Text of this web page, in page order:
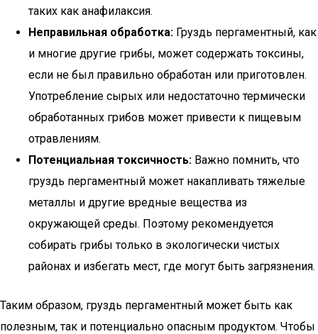
таких как анафилаксия.
Неправильная обработка: Груздь пергаментный, как
и многие другие грибы, может содержать токсины,
если не был правильно обработан или приготовлен.
Употребление сырых или недостаточно термически
обработанных грибов может привести к пищевым
отравлениям.
Потенциальная токсичность: Важно помнить, что
груздь пергаментный может накапливать тяжелые
металлы и другие вредные вещества из
окружающей среды. Поэтому рекомендуется
собирать грибы только в экологически чистых
районах и избегать мест, где могут быть загрязнения.
Таким образом, груздь пергаментный может быть как
полезным, так и потенциально опасным продуктом. Чтобы